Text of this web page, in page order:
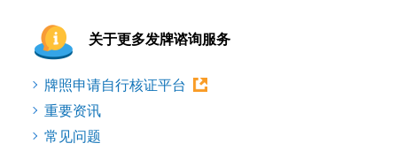
关于更多发牌谘询服务
牌照申请自行核证平台
重要资讯
常见问题